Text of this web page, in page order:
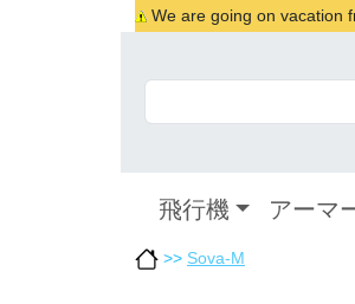
We are going on vacation
飛行機 アーマ
>> Sova-M